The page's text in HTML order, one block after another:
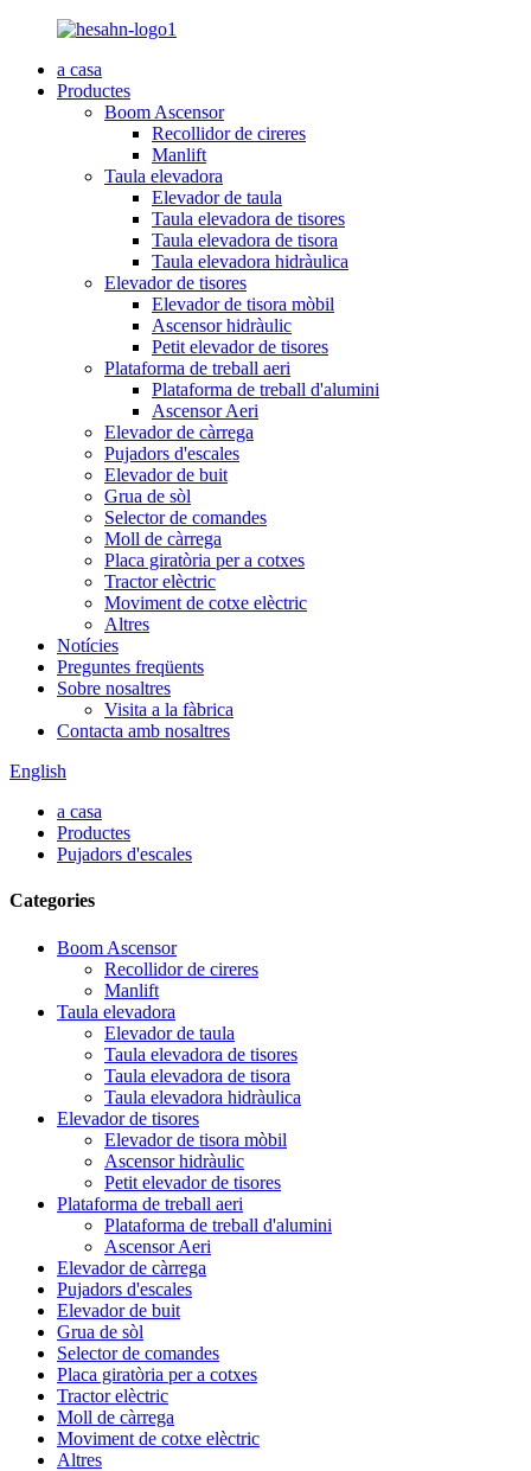
a casa
Productes
Boom Ascensor
Recollidor de cireres
Manlift
Taula elevadora
Elevador de taula
Taula elevadora de tisores
Taula elevadora de tisora
Taula elevadora hidràulica
Elevador de tisores
Elevador de tisora ​​mòbil
Ascensor hidràulic
Petit elevador de tisores
Plataforma de treball aeri
Plataforma de treball d'alumini
Ascensor Aeri
Elevador de càrrega
Pujadors d'escales
Elevador de buit
Grua de sòl
Selector de comandes
Moll de càrrega
Placa giratòria per a cotxes
Tractor elèctric
Moviment de cotxe elèctric
Altres
Notícies
Preguntes freqüents
Sobre nosaltres
Visita a la fàbrica
Contacta amb nosaltres
English
a casa
Productes
Pujadors d'escales
Categories
Boom Ascensor
Recollidor de cireres
Manlift
Taula elevadora
Elevador de taula
Taula elevadora de tisores
Taula elevadora de tisora
Taula elevadora hidràulica
Elevador de tisores
Elevador de tisora ​​mòbil
Ascensor hidràulic
Petit elevador de tisores
Plataforma de treball aeri
Plataforma de treball d'alumini
Ascensor Aeri
Elevador de càrrega
Pujadors d'escales
Elevador de buit
Grua de sòl
Selector de comandes
Placa giratòria per a cotxes
Tractor elèctric
Moll de càrrega
Moviment de cotxe elèctric
Altres